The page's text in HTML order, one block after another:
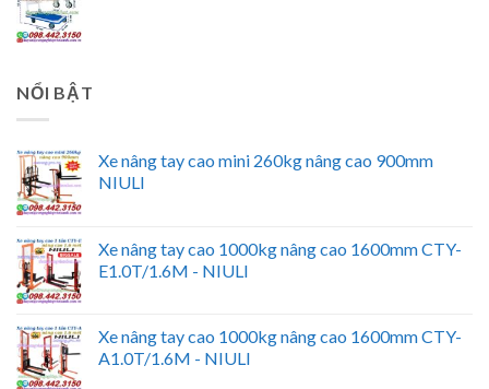
NỔI BẬT
Xe nâng tay cao mini 260kg nâng cao 900mm
NIULI
Xe nâng tay cao 1000kg nâng cao 1600mm CTY-
E1.0T/1.6M - NIULI
Xe nâng tay cao 1000kg nâng cao 1600mm CTY-
A1.0T/1.6M - NIULI